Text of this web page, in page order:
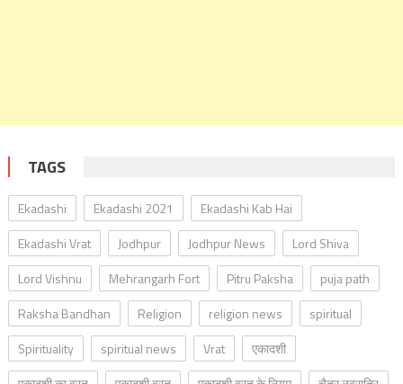
TAGS
Ekadashi Ekadashi 2021
Ekadashi Kab Hai
Ekadashi Vrat
Jodhpur Jodhpur News
Lord Shiva
Lord Vishnu
Mehrangarh Fort Pitru Paksha
puja path
Raksha Bandhan
Religion religion news
spiritual
Spirituality
spiritual news Vrat
एकादशी